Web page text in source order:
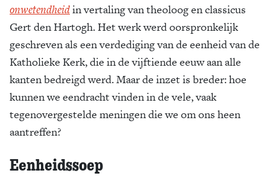
onwetendheidin vertaling van theoloog en classicus
Gert den Hartogh. Het werk werd oorspronkelijk
geschreven als een verdediging van de eenheid van de
Katholieke Kerk, die in de vijftiende eeuw aan alle
kanten bedreigd werd. Maar de inzet is breder: hoe
kunnen we eendracht vinden in de vele, vaak
tegenovergestelde meningen die we om ons heen
aantreffen?
Eenheidssoep